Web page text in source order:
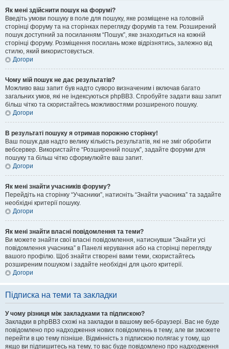
Як мені здійснити пошук на форумі?
Введіть умови пошуку в поле для пошуку, яке розміщене на головній
сторінці форуму та на сторінках перегляду форумів та тем. Розширений
пошук доступний за посиланням “Пошук”, яке знаходиться на кожній
сторінці форуму. Розміщення посилань може відрізнятись, залежно від
стилю, який використовується.
Догори
Чому мій пошук не дає результатів?
Можливо ваш запит був надто суворо визначеним і включав багато
загальних умов, які не індексуються phpBB3. Спробуйте задати ваш запит
більш чітко та скористайтесь можливостями розширеного пошуку.
Догори
В результаті пошуку я отримав порожню сторінку!
Ваш пошук дав надто велику кількість результатів, які не зміг обробити
вебсервер. Використайте “Розширений пошук”, задайте форуми для
пошуку та більш чітко сформулюйте ваш запит.
Догори
Як мені знайти учасників форуму?
Перейдіть на сторінку “Учасники”, натисніть “Знайти учасника” та задайте
необхідні критерії пошуку.
Догори
Як мені знайти власні повідомлення та теми?
Ви можете знайти свої власні повідомлення, натиснувши “Знайти усі
повідомлення учасника” в Панелі керування або на сторінці перегляду
вашого профілю. Щоб знайти створені вами теми, скористайтесь
розширеним пошуком і задайте необхідні для цього критерії.
Догори
Підписка на теми та закладки
У чому різниця між закладками та підпискою?
Закладки в phpBB3 схожі на закладки в вашому веб-браузері. Вас не буде
повідомлено про надходження нових повідомлень в тему, але ви зможете
перейти в цю тему пізніше. Відмінність з підпискою полягає у тому, що
якщо ви підпишитесь на тему, то вас буде повідомлено про надходження